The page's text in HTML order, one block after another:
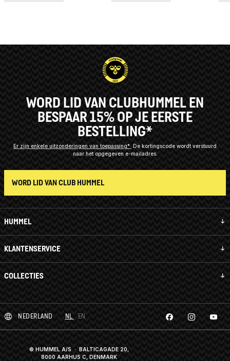
HUMMEL
KLANTENSERVICE
COLLECTIES
WORD LID VAN CLUBHUMMEL EN
BESPAAR 15% OP JE EERSTE
BESTELLING*
Er zijn enkele uitzonderingen van toepassing* De kortingscode wordt verstuurd
naar het opgegeven e-mailadres.
WORD LID VAN CLUB HUMMEL
NEDERLAND NL EN
© HUMMEL A/S · BALTICAGADE 20,
8000 AARHUS C, DENMARK